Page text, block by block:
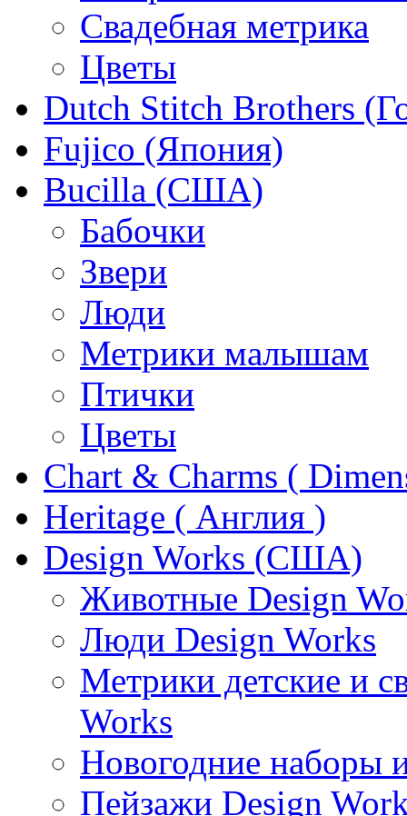
Свадебная метрика
Цветы
Dutch Stitch Brothers
Fujico (Япония)
Bucilla (США)
Бабочки
Звери
Люди
Метрики малышам
Птички
Цветы
Chart & Charms (
Heritage ( Англия )
Design Works (США)
Животные Design
Люди Design Works
Метрики детские и
Works
Новогодние наборы
Пейзажи Design